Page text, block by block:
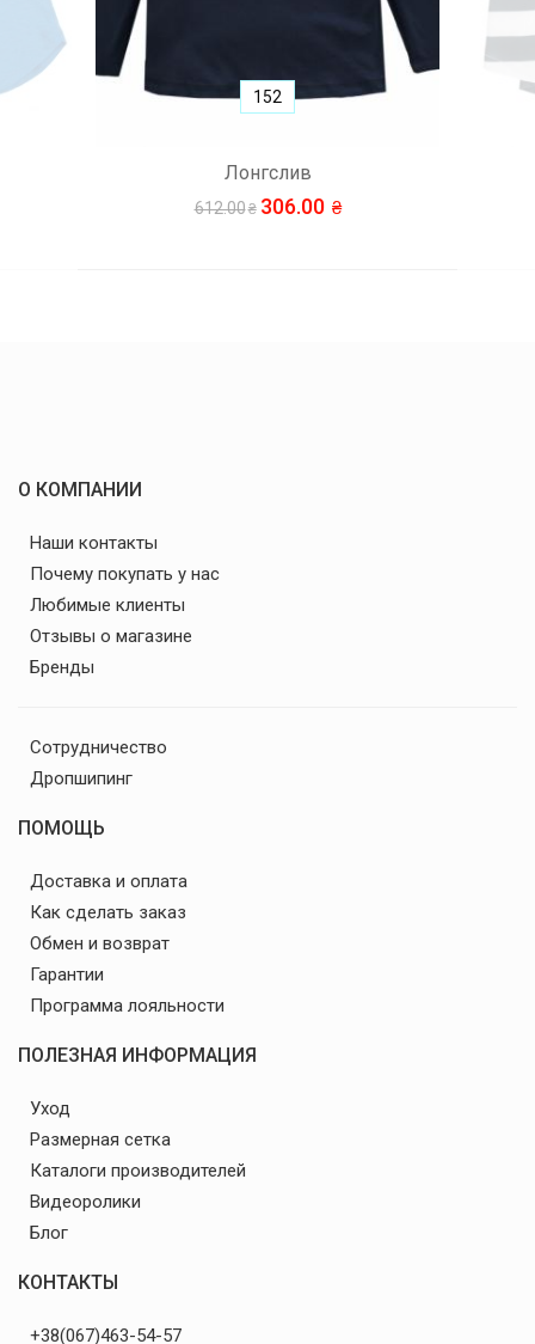
Лонгслив
612.00 306.00
152
О КОМПАНИИ
Наши контакты
Почему покупать у нас
Любимые клиенты
Отзывы о магазине
Бренды
Сотрудничество
Дропшипинг
ПОМОЩЬ
Доставка и оплата
Как сделать заказ
Обмен и возврат
Гарантии
Программа лояльности
ПОЛЕЗНАЯ ИНФОРМАЦИЯ
Уход
Размерная сетка
Каталоги производителей
Видеоролики
Блог
КОНТАКТЫ
+38(067)463-54-57